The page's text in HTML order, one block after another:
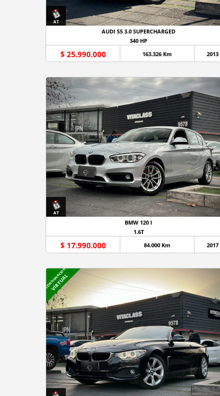
AUDI S5 3.0 SUPERCHARGED
340 HP
$ 25.990.000 163.326 Km 2013
BMW 120 I
1.6T
$ 17.990.000 84.000 Km 2017
CONSIGNACION
VIRTUAL